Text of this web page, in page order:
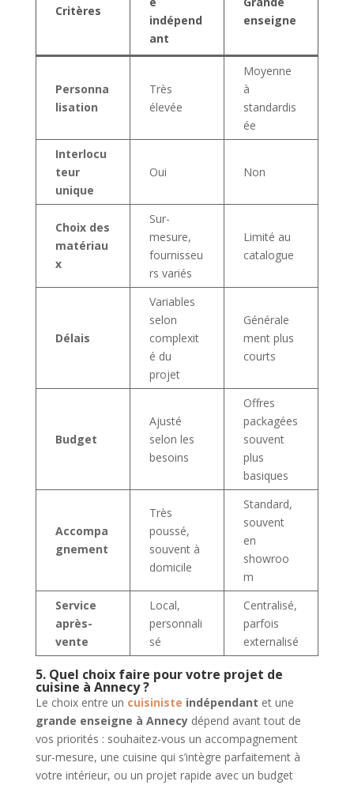
Critères
indépend
ant
enseigne
Personna
lisation
Très
élevée
Moyenne
à
standardis
ée
Interlocu
teur
unique
Oui Non
Choix des
matériau
x
Sur-
mesure,
fournisseu
rs variés
Limité au
catalogue
Délais
Variables
selon
complexit
é du
projet
Générale
ment plus
courts
Budget
Ajusté
selon les
besoins
Offres
packagées
souvent
plus
basiques
Accompa
gnement
Très
poussé,
souvent à
domicile
Standard,
souvent
en
showroo
m
Service
après-
vente
Local,
personnali
sé
Centralisé,
parfois
externalisé
5. Quel choix faire pour votre projet de
cuisine à Annecy ?
Le choix entre un cuisiniste indépendant et une
grande enseigne à Annecydépend avant tout de
vos priorités : souhaitez-vous un accompagnement
sur-mesure, une cuisine qui s’intègre parfaitement à
votre intérieur, ou un projet rapide avec un budget